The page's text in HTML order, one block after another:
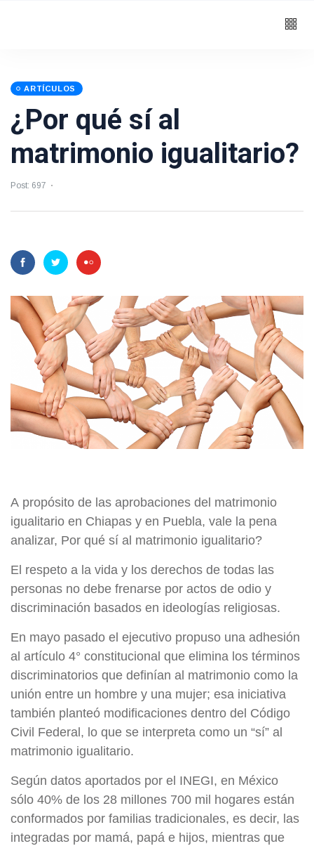
ARTÍCULOS
¿Por qué sí al
matrimonio igualitario?
Post: 697
A propósito de las aprobaciones del matrimonio
igualitario en Chiapas y en Puebla, vale la pena
analizar, Por qué sí al matrimonio igualitario?
El respeto a la vida y los derechos de todas las
personas no debe frenarse por actos de odio y
discriminación basados en ideologías religiosas.
En mayo pasado el ejecutivo propuso una adhesión
al artículo 4° constitucional que elimina los términos
discriminatorios que definían al matrimonio como la
unión entre un hombre y una mujer; esa iniciativa
también planteó modificaciones dentro del Código
Civil Federal, lo que se interpreta como un “sí” al
matrimonio igualitario.
Según datos aportados por el INEGI, en México
sólo 40% de los 28 millones 700 mil hogares están
conformados por familias tradicionales, es decir, las
integradas por mamá, papá e hijos, mientras que